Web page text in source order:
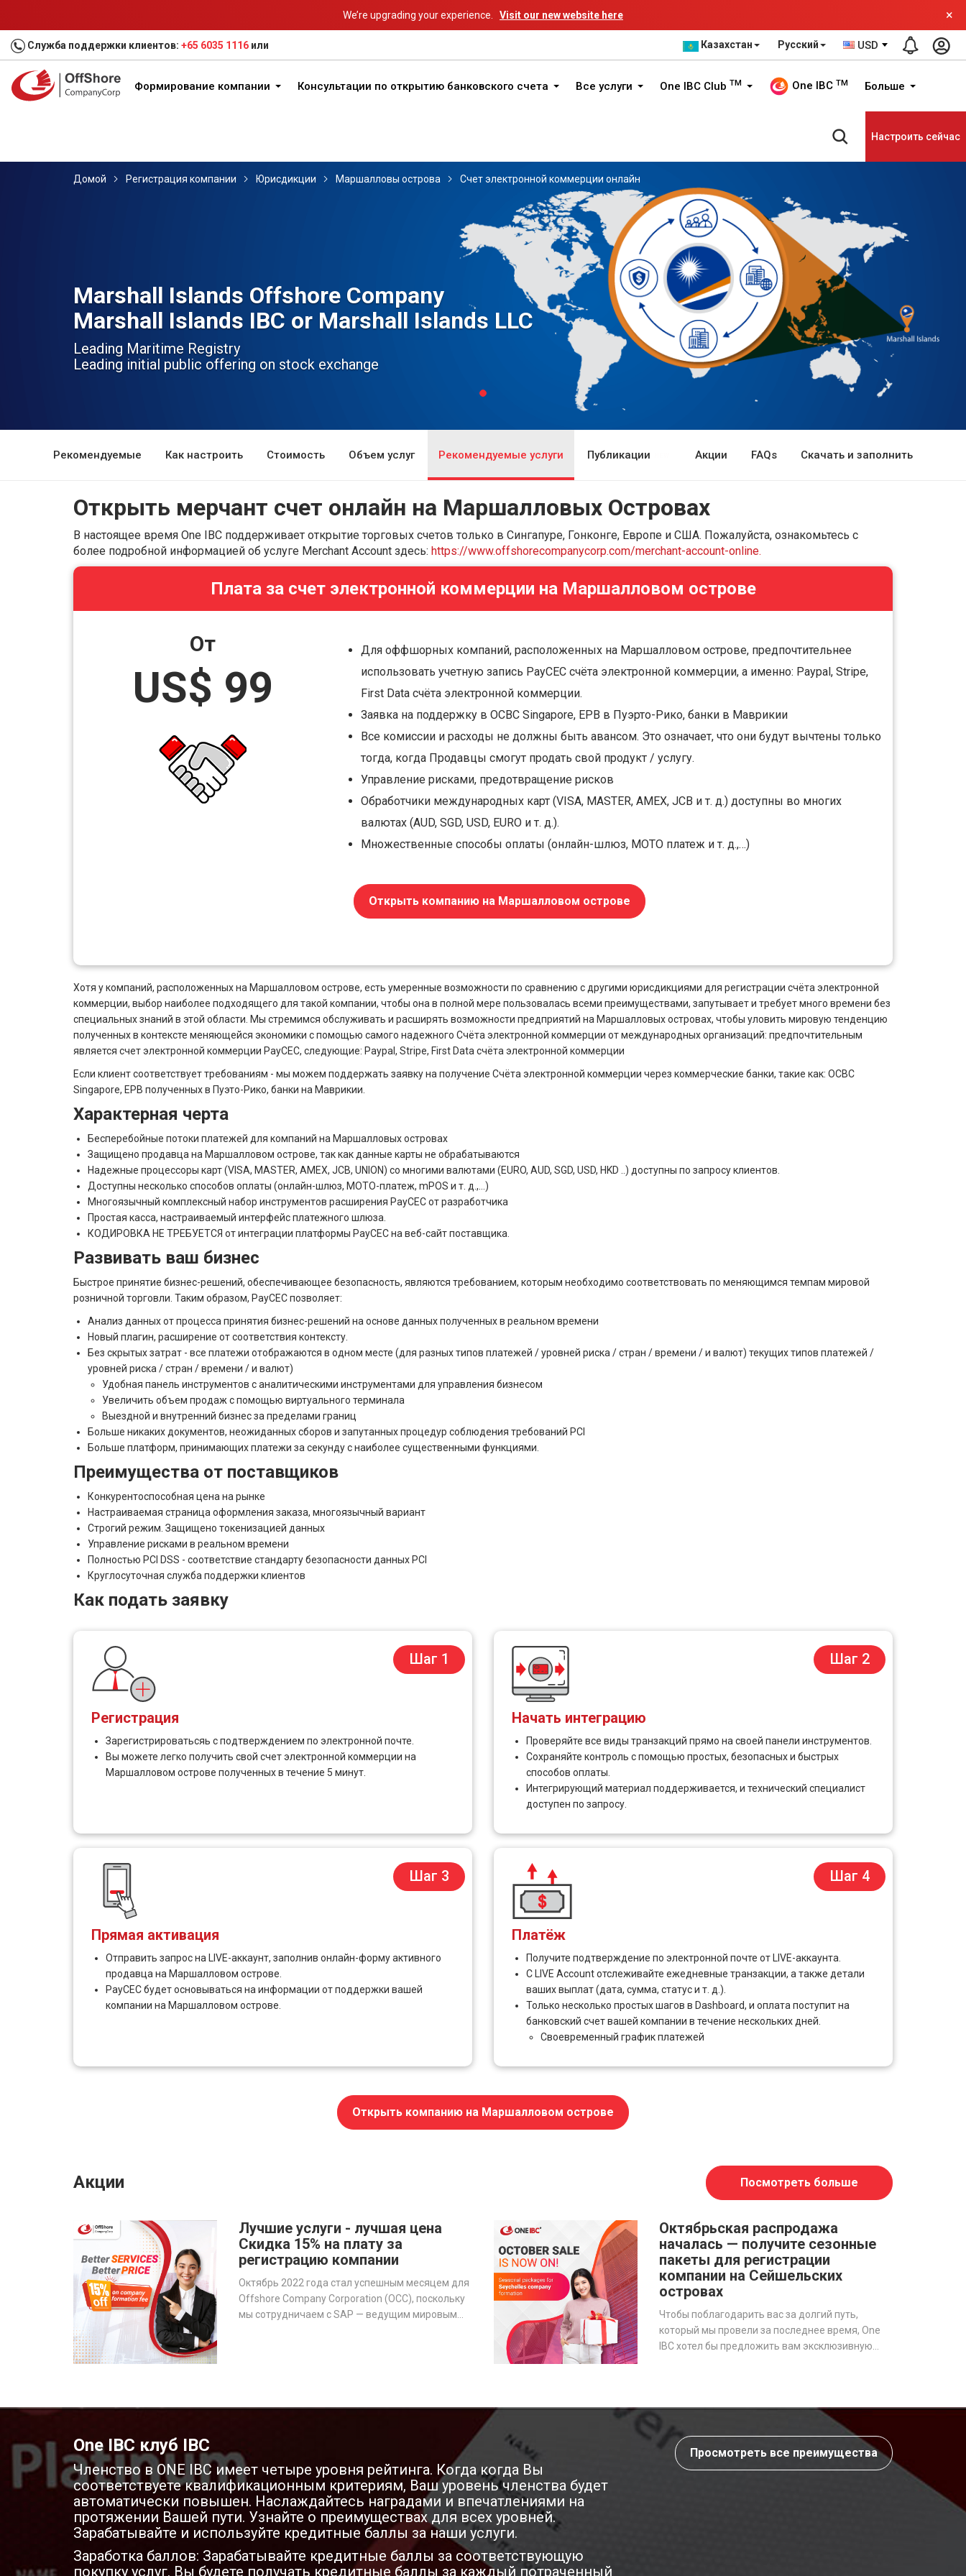
We’re upgrading your experience. Visit our new website here ×
Служба поддержки клиентов: +65 6035 1116 или Казахстан Русский USD
Формирование компании Консультации по открытию банковского счета Все услуги One IBC Club TM One IBC TM Больше
Настроить сейчас
Домой Регистрация компании Юрисдикции Маршалловы острова Счет электронной коммерции онлайн
Marshall Islands Offshore Company
Marshall Islands IBC or Marshall Islands LLC
Leading Maritime Registry
Leading initial public offering on stock exchange
Рекомендуемые Как настроить Стоимость Объем услуг Рекомендуемые услуги Публикации Акции FAQs Скачать и заполнить
Открыть мерчант счет онлайн на Маршалловых Островах
В настоящее время One IBC поддерживает открытие торговых счетов только в Сингапуре, Гонконге, Европе и США. Пожалуйста, ознакомьтесь с
более подробной информацией об услуге Merchant Account здесь: https://www.offshorecompanycorp.com/merchant-account-online.
Плата за счет электронной коммерции на Маршалловом острове
От
US$ 99
Для оффшорных компаний, расположенных на Маршалловом острове, предпочтительнее
использовать учетную запись PayCEC счёта электронной коммерции, а именно: Paypal, Stripe,
First Data счёта электронной коммерции.
Заявка на поддержку в OCBC Singapore, EPB в Пуэрто-Рико, банки в Маврикии
Все комиссии и расходы не должны быть авансом. Это означает, что они будут вычтены только
тогда, когда Продавцы смогут продать свой продукт / услугу.
Управление рисками, предотвращение рисков
Обработчики международных карт (VISA, MASTER, AMEX, JCB и т. д.) доступны во многих
валютах (AUD, SGD, USD, EURO и т. д.).
Множественные способы оплаты (онлайн-шлюз, МОТО платеж и т. д.,…)
Открыть компанию на Маршалловом острове
Хотя у компаний, расположенных на Маршалловом острове, есть умеренные возможности по сравнению с другими юрисдикциями для регистрации счёта электронной
коммерции, выбор наиболее подходящего для такой компании, чтобы она в полной мере пользовалась всеми преимуществами, запутывает и требует много времени без
специальных знаний в этой области. Мы стремимся обслуживать и расширять возможности предприятий на Маршалловых островах, чтобы уловить мировую тенденцию
полученных в контексте меняющейся экономики с помощью самого надежного Счёта электронной коммерции от международных организаций: предпочтительным
является счет электронной коммерции PayCEC, следующие: Paypal, Stripe, First Data счёта электронной коммерции
Если клиент соответствует требованиям - мы можем поддержать заявку на получение Счёта электронной коммерции через коммерческие банки, такие как: OCBC
Singapore, EPB полученных в Пуэто-Рико, банки на Маврикии.
Характерная черта
Бесперебойные потоки платежей для компаний на Маршалловых островах
Защищено продавца на Маршалловом острове, так как данные карты не обрабатываются
Надежные процессоры карт (VISA, MASTER, AMEX, JCB, UNION) со многими валютами (EURO, AUD, SGD, USD, HKD ..) доступны по запросу клиентов.
Доступны несколько способов оплаты (онлайн-шлюз, MOTO-платеж, mPOS и т. д.,…)
Многоязычный комплексный набор инструментов расширения PayCEC от разработчика
Простая касса, настраиваемый интерфейс платежного шлюза.
КОДИРОВКА НЕ ТРЕБУЕТСЯ от интеграции платформы PayCEC на веб-сайт поставщика.
Развивать ваш бизнес
Быстрое принятие бизнес-решений, обеспечивающее безопасность, являются требованием, которым необходимо соответствовать по меняющимся темпам мировой
розничной торговли. Таким образом, PayCEC позволяет:
Анализ данных от процесса принятия бизнес-решений на основе данных полученных в реальном времени
Новый плагин, расширение от соответствия контексту.
Без скрытых затрат - все платежи отображаются в одном месте (для разных типов платежей / уровней риска / стран / времени / и валют) текущих типов платежей /
уровней риска / стран / времени / и валют)
Удобная панель инструментов с аналитическими инструментами для управления бизнесом
Увеличить объем продаж с помощью виртуального терминала
Выездной и внутренний бизнес за пределами границ
Больше никаких документов, неожиданных сборов и запутанных процедур соблюдения требований PCI
Больше платформ, принимающих платежи за секунду с наиболее существенными функциями.
Преимущества от поставщиков
Конкурентоспособная цена на рынке
Настраиваемая страница оформления заказа, многоязычный вариант
Строгий режим. Защищено токенизацией данных
Управление рисками в реальном времени
Полностью PCI DSS - соответствие стандарту безопасности данных PCI
Круглосуточная служба поддержки клиентов
Как подать заявку
Шаг 1
Регистрация
Зарегистрироватьсяь с подтверждением по электронной почте.
Вы можете легко получить свой счет электронной коммерции на
Маршалловом острове полученных в течение 5 минут.
Шаг 2
Начать интеграцию
Проверяйте все виды транзакций прямо на своей панели инструментов.
Сохраняйте контроль с помощью простых, безопасных и быстрых
способов оплаты.
Интегрирующий материал поддерживается, и технический специалист
доступен по запросу.
Шаг 3
Прямая активация
Отправить запрос на LIVE-аккаунт, заполнив онлайн-форму активного
продавца на Маршалловом острове.
PayCEC будет основываться на информации от поддержки вашей
компании на Маршалловом острове.
Шаг 4
Платёж
Получите подтверждение по электронной почте от LIVE-аккаунта.
С LIVE Account отслеживайте ежедневные транзакции, а также детали
ваших выплат (дата, сумма, статус и т. д.).
Только несколько простых шагов в Dashboard, и оплата поступит на
банковский счет вашей компании в течение нескольких дней.
Своевременный график платежей
Открыть компанию на Маршалловом острове
Акции
Лучшие услуги - лучшая цена
Скидка 15% на плату за
регистрацию компании
Октябрь 2022 года стал успешным месяцем для
Offshore Company Corporation (OCC), поскольку
мы сотрудничаем с SAP — ведущим мировым
Октябрьская распродажа
началась — получите сезонные
пакеты для регистрации
компании на Сейшельских
островах
Чтобы поблагодарить вас за долгий путь,
который мы провели за последнее время, One
IBC хотел бы предложить вам эксклюзивную
Посмотреть больше
One IBC клуб IBC
Членство в ONE IBC имеет четыре уровня рейтинга. Когда когда Вы
соответствуете квалификационным критериям, Ваш уровень членства будет
автоматически повышен. Наслаждайтесь наградами и впечатлениями на
протяжении Вашей пути. Узнайте о преимуществах для всех уровней.
Зарабатывайте и используйте кредитные баллы за наши услуги.
Заработка баллов: Зарабатывайте кредитные баллы за соответствующую
покупку услуг. Вы будете получать кредитные баллы за каждый потраченный
Просмотреть все преимущества